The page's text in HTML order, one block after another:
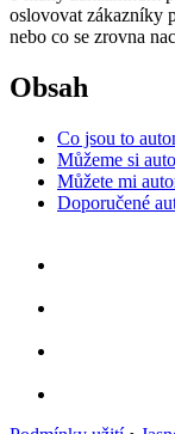
oslovovat zákazníky
nebo co se zrovna
Obsah
Co jsou to
Můžeme si
Můžete mi
Doporučené